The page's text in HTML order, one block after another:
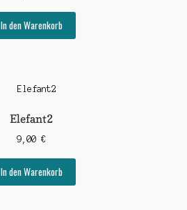
In den Warenkorb
Elefant2
9,00 €
In den Warenkorb